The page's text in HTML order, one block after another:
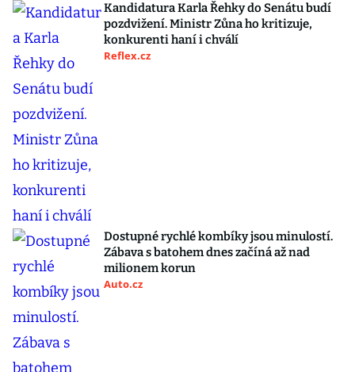
Kandidatura Karla Řehky do Senátu budí
pozdvižení. Ministr Zůna ho kritizuje,
konkurenti haní i chválí
Reflex.cz
Dostupné rychlé kombíky jsou minulostí.
Zábava s batohem dnes začíná až nad
milionem korun
Auto.cz